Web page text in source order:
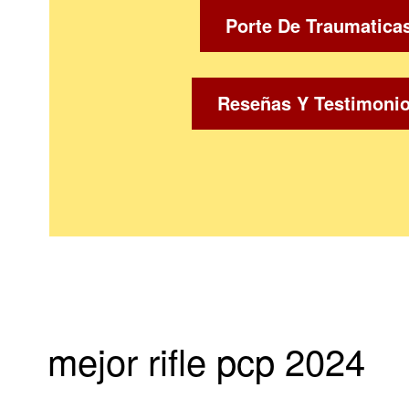
Porte De
Reseñas Y
mejor rifle pcp 2024